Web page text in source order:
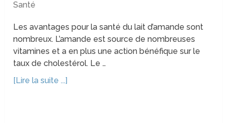
Santé
Les avantages pour la santé du lait d’amande sont
nombreux. L’amande est source de nombreuses
vitamines et a en plus une action bénéfique sur le
taux de cholestérol. Le …
[Lire la suite ...]